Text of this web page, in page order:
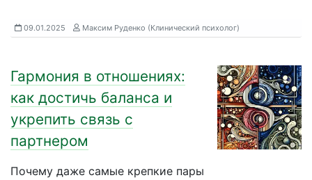
09.01.2025 Максим Руденко (Клинический психолог)
Гармония в отношениях:
как достичь баланса и
укрепить связь с
партнером
Почему даже самые крепкие пары